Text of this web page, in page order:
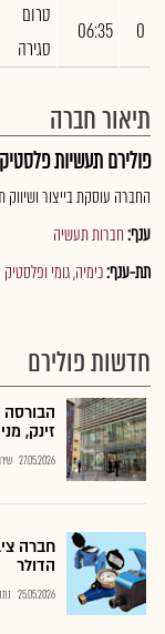
0
06:35
טרום
סגירה
תיאור חברה
פולירם תעשיות
החברה עוסקת בייצור
ענף:חברות תעשיה
תת-ענף:כימיה, גומי ופלסטיק
חדשות פולירם
זינק,
27.05.2026
חברה
הדולר
25.05.2026